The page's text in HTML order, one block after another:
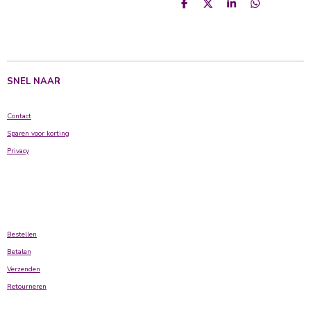
D
D
S
D
SNEL NAAR
Contact
Sparen voor korting
Privacy
Bestellen
Betalen
Verzenden
Retourneren